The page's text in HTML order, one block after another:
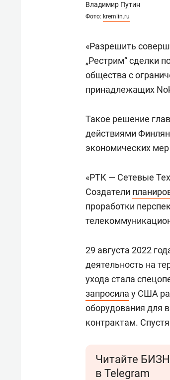
Владимир Путин
Фото: kremlin.ru
«Разрешить
„Рестрим“ сделки
общества с
принадлежащих
Такое решение
действиями
экономических
«РТК — Сетевые
Создатели
проработки
29 августа 2022
деятельность на
ухода стала
запросила у США
оборудования для
контрактам.
Читайте
в Telegram